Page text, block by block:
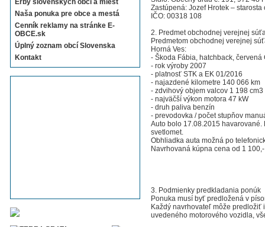
Erby slovenských obcí a miest
Naša ponuka pre obce a mestá
Cenník reklamy na stránke E-
OBCE.sk
Úplný zoznam obcí Slovenska
Kontakt
Zastúpená: Jozef Hrotek – starosta
IČO: 00318 108
2. Predmet obchodnej verejnej
Predmetom obchodnej verejnej
Horná Ves:
- Škoda Fábia, hatchback, červená
- rok výroby 2007
- platnosť STK a EK 01/2016
- najazdené kilometre 140 066 km
- zdvihový objem valcov 1 198 cm3
- najväčší výkon motora 47 kW
- druh paliva benzín
- prevodovka / počet stupňov
Auto bolo 17.08.2015
svetlomet.
Obhliadka auta možná po
Navrhovaná kúpna cena od 1
3. Podmienky predkladania ponúk
Ponuka musí byť predložená v
Každý navrhovateľ môže
uvedeného motorového vozidla,